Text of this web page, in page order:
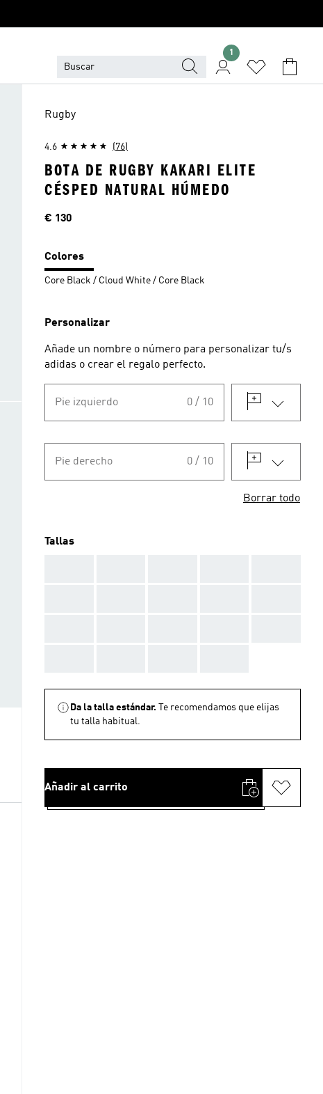
Rugby
4.6 (76)
BOTA DE RUGBY KAKARI ELITE
CÉSPED NATURAL HÚMEDO
Precio
€ 130
Colores
Core Black / Cloud White / Core Black
Personalizar
Añade un nombre o número para personalizar tu/s
adidas o crear el regalo perfecto.
Pie izquierdo 0 / 10
Pie derecho 0 / 10
Borrar todo
Tallas
Da la talla estándar.
Te recomendamos que elijas
tu talla habitual.
Añadir al carrito